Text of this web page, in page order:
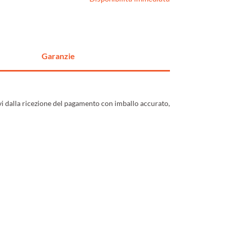
Garanzie
ricezione del pagamento con imballo accurato,